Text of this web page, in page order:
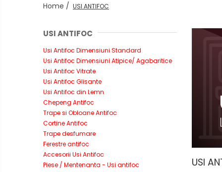
Home / USI ANTIFOC
USI
USI ANTIFOC
Usi Antifoc Dimensiuni Standard
Usi Antifoc Dimensiuni Atipice/ Agabaritice
Usi Antifoc Vitrate
Usi Antifoc Glisante
Usi Antifoc din Lemn
Chepeng Antifoc
Trape si Obloane Antifoc
Cortine Antifoc
Trape desfumare
Ferestre antifoc
Accesorii Usi Antifoc
Piese / Mentenanta - Usi antifoc